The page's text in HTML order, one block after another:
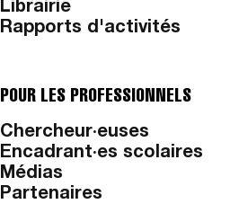
Librairie
Rapports d'activités
POUR LES PROFESSIONNELS
Chercheur·euses
Encadrant·es scolaires
Médias
Partenaires